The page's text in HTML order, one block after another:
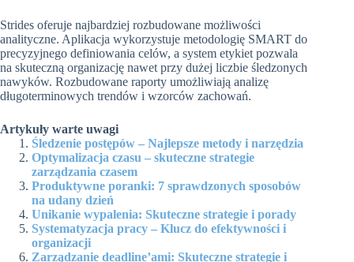
Strides oferuje najbardziej rozbudowane możliwości
analityczne. Aplikacja wykorzystuje metodologię SMART do
precyzyjnego definiowania celów, a system etykiet pozwala
na skuteczną organizację nawet przy dużej liczbie śledzonych
nawyków. Rozbudowane raporty umożliwiają analizę
długoterminowych trendów i wzorców zachowań.
Artykuły warte uwagi
Śledzenie postępów – Najlepsze metody i narzędzia
Optymalizacja czasu – skuteczne strategie
zarządzania czasem
Produktywne poranki: 7 sprawdzonych sposobów
na udany dzień
Unikanie wypalenia: Skuteczne strategie i porady
Systematyzacja pracy – Klucz do efektywności i
organizacji
Zarządzanie deadline’ami: Skuteczne strategie i